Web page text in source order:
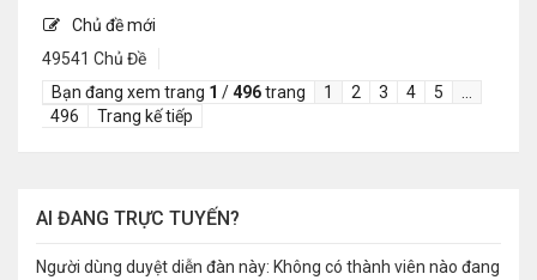
Chủ đề mới
49541 Chủ Đề
Bạn đang xem trang 1 /496trang 1 2 3 4 5
496
Trang kế tiếp
AI ĐANG TRỰC TUYẾN?
Người dùng duyệt diễn đàn này: Không có thành viên nào đang